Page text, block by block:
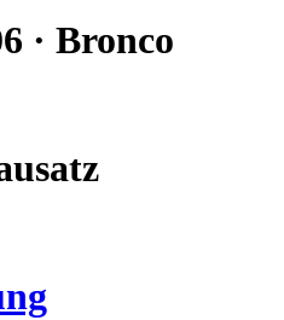
· Bronco